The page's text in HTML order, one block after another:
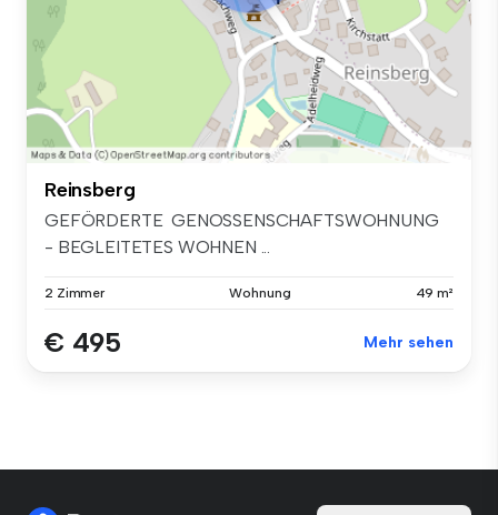
Reinsberg
GEFÖRDERTE GENOSSENSCHAFTSWOHNUNG
- BEGLEITETES WOHNEN ...
2 Zimmer Wohnung 49 m²
€ 495 Mehr sehen